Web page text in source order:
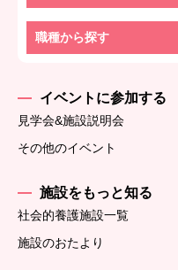
職種から探す
イベントに参加する
見学会&施設説明会
その他のイベント
施設をもっと知る
社会的養護施設一覧
施設のおたより